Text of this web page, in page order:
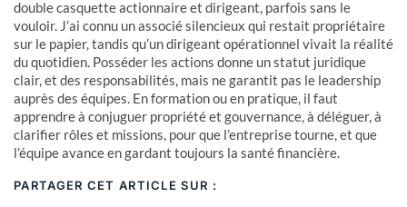
double casquette actionnaire et dirigeant, parfois sans le
vouloir. J’ai connu un associé silencieux qui restait propriétaire
sur le papier, tandis qu’un dirigeant opérationnel vivait la réalité
du quotidien. Posséder les actions donne un statut juridique
clair, et des responsabilités, mais ne garantit pas le leadership
auprès des équipes. En formation ou en pratique, il faut
apprendre à conjuguer propriété et gouvernance, à déléguer, à
clarifier rôles et missions, pour que l’entreprise tourne, et que
l’équipe avance en gardant toujours la santé financière.
PARTAGER CET ARTICLE SUR :